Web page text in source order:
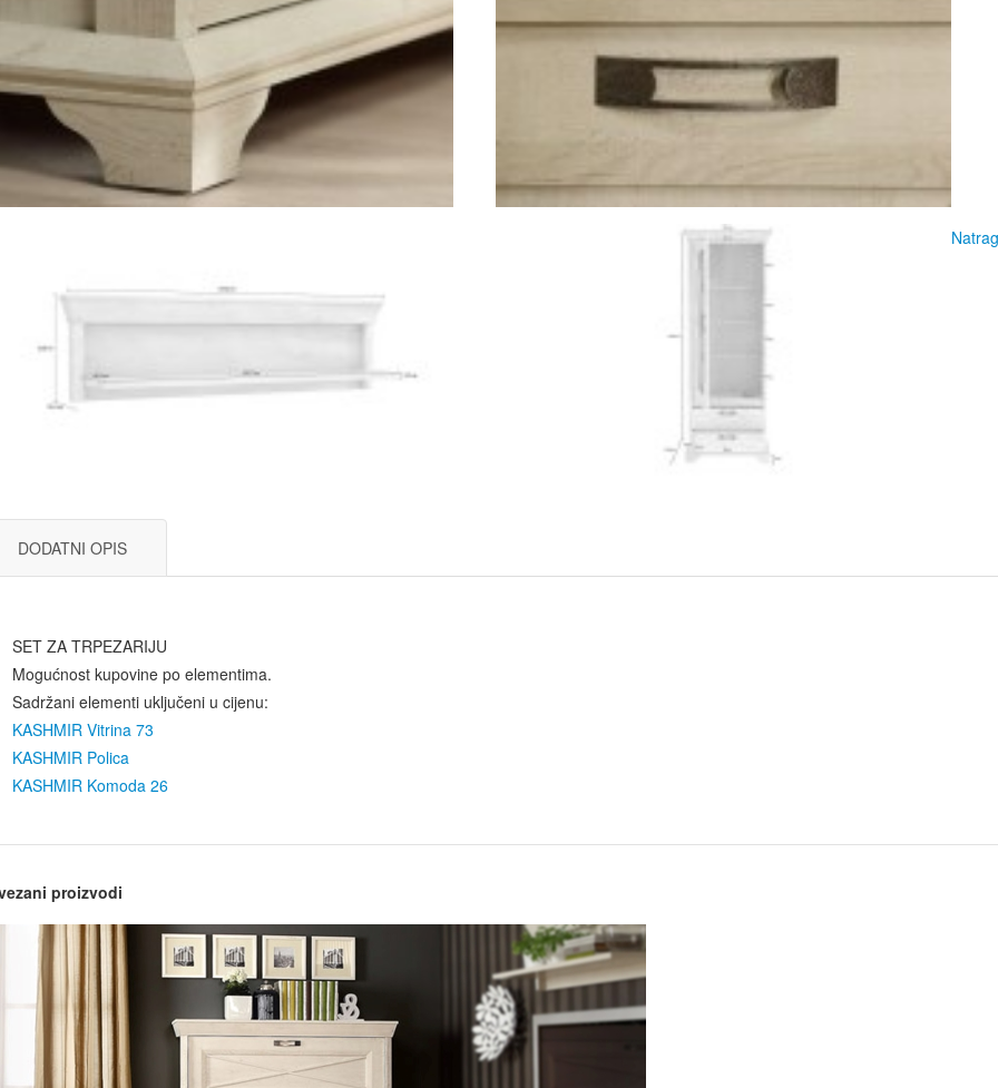
DODATNI OPIS
SET ZA TRPEZARIJU
Mogućnost kupovine po elementima.
Sadržani elementi uključeni u cijenu:
KASHMIR Vitrina 73
KASHMIR Polica
KASHMIR Komoda 26
proizvodi